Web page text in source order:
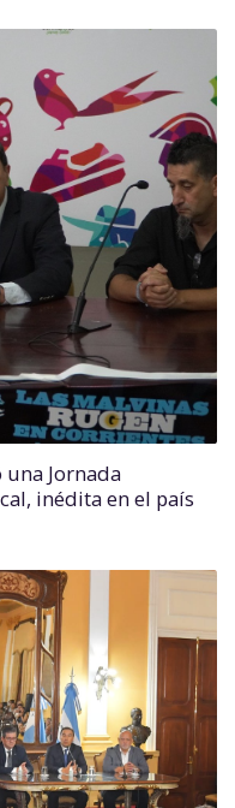
Jornada
inédita en el país